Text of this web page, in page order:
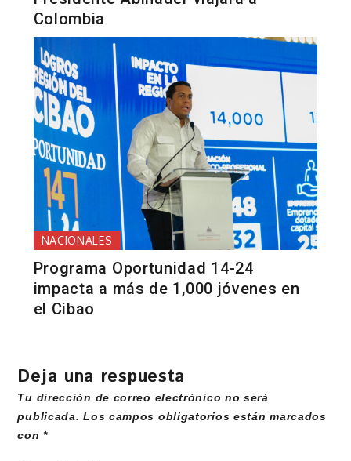
Colombia
NACIONALES
Programa Oportunidad 14-24
impacta a más de 1,000 jóvenes en
el Cibao
Deja una respuesta
Tu dirección de correo electrónico no será
publicada. Los campos obligatorios están marcados
con*